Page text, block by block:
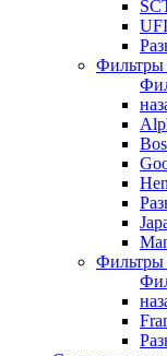
UFI
Фильтры
Фильтры